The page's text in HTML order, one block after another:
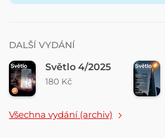
DALŠÍ VYDÁNÍ
Světlo 4/2025
180 Kč
Všechna vydání (archiv)